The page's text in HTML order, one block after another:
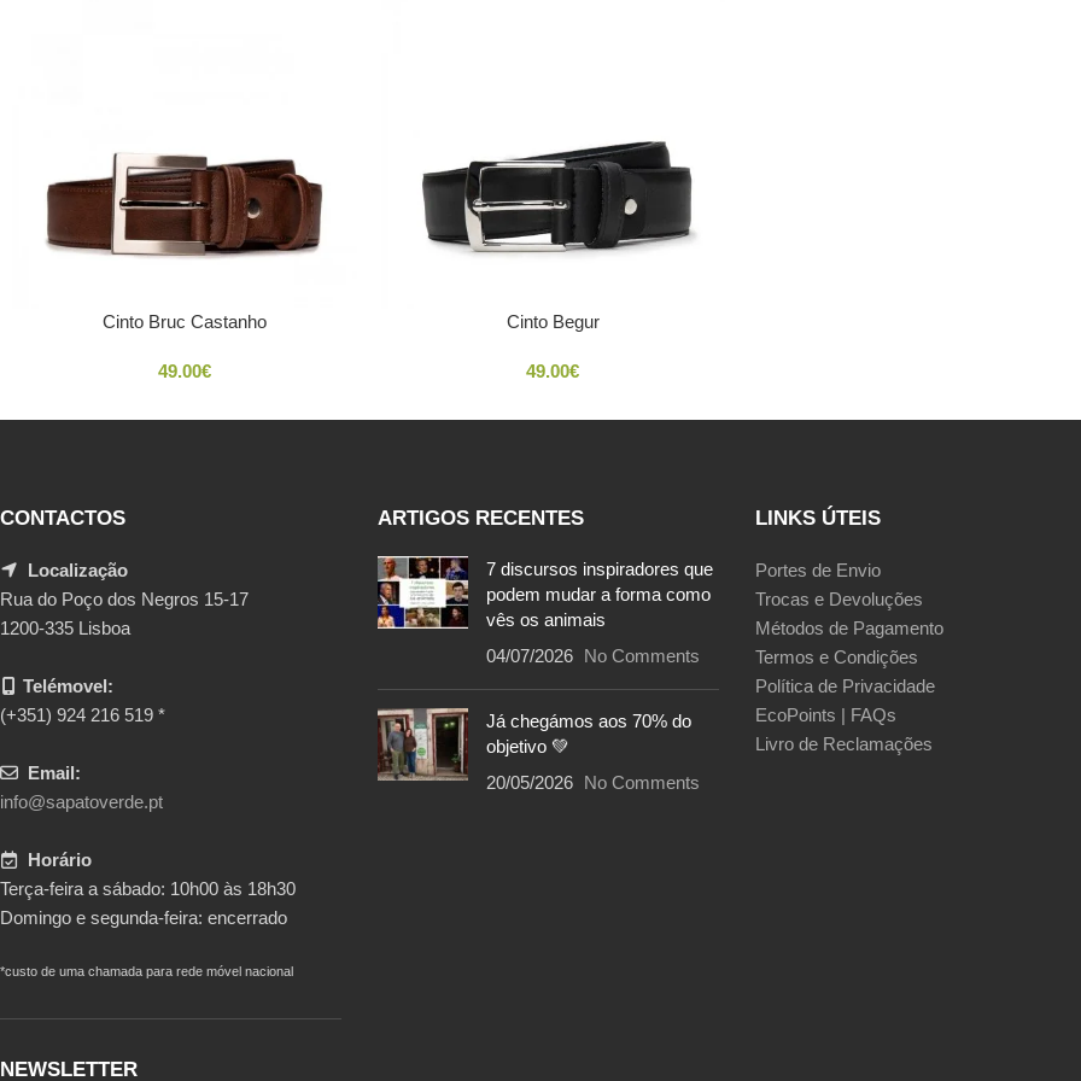
Cinto Bruc Castanho
49.00€
Cinto Begur
49.00€
CONTACTOS
Localização
Rua do Poço dos Negros 15-17
1200-335 Lisboa
Telémovel:
(+351) 924 216 519 *
Email:
info@sapatoverde.pt
Horário
Terça-feira a sábado: 10h00 às 18h30
Domingo e segunda-feira: encerrado
*custo de uma chamada para rede móvel nacional
NEWSLETTER
ARTIGOS RECENTES
7 discursos inspiradores que
podem mudar a forma como
vês os animais
04/07/2026 No Comments
Já chegámos aos 70% do
objetivo 💚
20/05/2026 No Comments
LINKS ÚTEIS
Portes de Envio
Trocas e Devoluções
Métodos de Pagamento
Termos e Condições
Política de Privacidade
EcoPoints | FAQs
Livro de Reclamações